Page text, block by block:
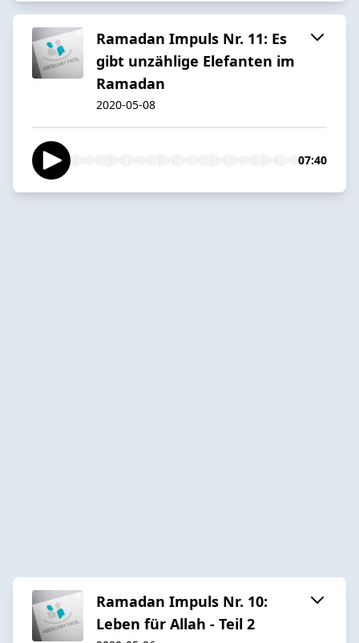
Ramadan Impuls Nr. 11: Es
gibt unzählige Elefanten im
Ramadan
2020-05-08
07:40
Ramadan Impuls Nr. 10:
Leben für Allah - Teil 2